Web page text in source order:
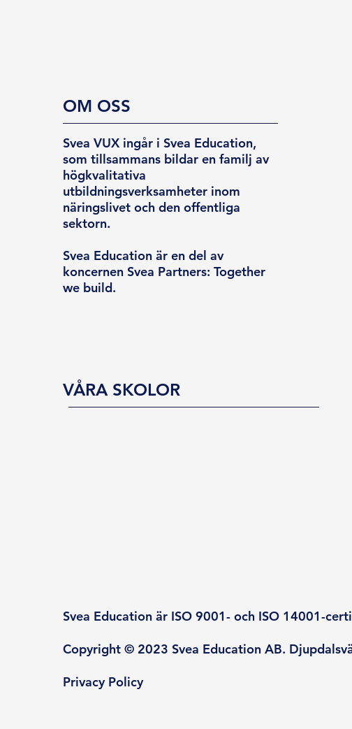
OM OSS
Svea VUX ingår i Svea Education,
som tillsammans bildar en familj av
högkvalitativa
utbildningsverksamheter inom
näringslivet och den offentliga
sektorn.
Svea Education är en del av
koncernen Svea Partners: Together
we build.
VÅRA SKOLOR
Svea Education är ISO 9001- och ISO 14001-
Copyright © 2023 Svea Education AB.
Privacy Policy